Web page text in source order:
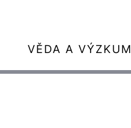
VĚDA A VÝZKUM